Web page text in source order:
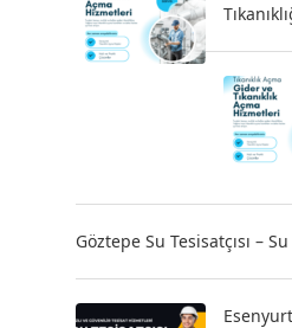
Göztepe Su Tesisatçısı –